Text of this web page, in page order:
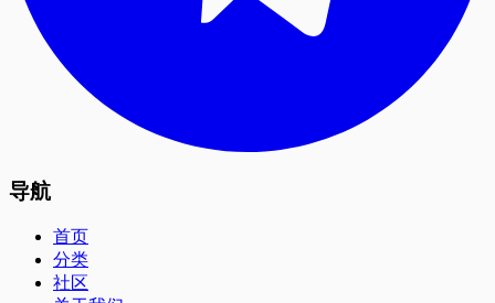
导航
首页
分类
社区